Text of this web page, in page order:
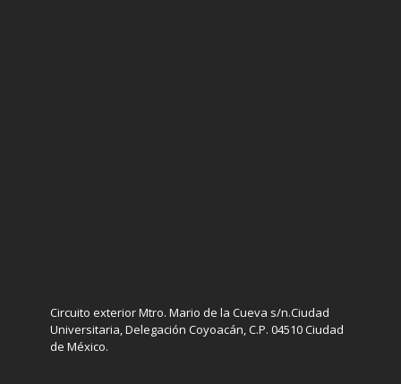
Circuito exterior Mtro. Mario de la Cueva s/n.Ciudad
Universitaria, Delegación Coyoacán, C.P. 04510 Ciudad
de México.